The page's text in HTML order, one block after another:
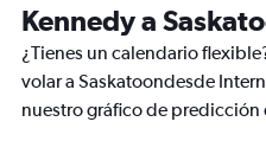
Kennedy a
¿Tienes un calendario
volar a Saskatoondesde
nuestro gráfico de predicción